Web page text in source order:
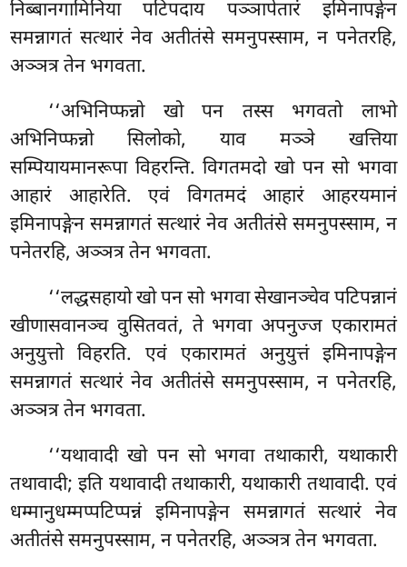
निब्बानगामिनिया पटिपदाय पञ्ञापेतारं इमिनापङ्गेन
समन्नागतं सत्थारं नेव अतीतंसे समनुपस्साम, न पनेतरहि,
अञ्ञत्र तेन भगवता.
‘‘अभिनिप्फन्नो खो पन तस्स भगवतो लाभो
अभिनिप्फन्नो सिलोको, याव मञ्ञे खत्तिया
सम्पियायमानरूपा विहरन्ति. विगतमदो खो पन सो भगवा
आहारं आहारेति. एवं विगतमदं आहारं आहरयमानं
इमिनापङ्गेन समन्नागतं सत्थारं नेव अतीतंसे समनुपस्साम, न
पनेतरहि, अञ्ञत्र तेन भगवता.
‘‘लद्धसहायो खो पन सो भगवा सेखानञ्चेव पटिपन्नानं
खीणासवानञ्च वुसितवतं, ते भगवा अपनुज्ज एकारामतं
अनुयुत्तो विहरति. एवं एकारामतं अनुयुत्तं इमिनापङ्गेन
समन्नागतं सत्थारं नेव अतीतंसे समनुपस्साम, न पनेतरहि,
अञ्ञत्र तेन भगवता.
‘‘यथावादी खो पन सो भगवा तथाकारी, यथाकारी
तथावादी; इति यथावादी तथाकारी, यथाकारी तथावादी. एवं
धम्मानुधम्मप्पटिप्पन्नं इमिनापङ्गेन समन्नागतं सत्थारं नेव
अतीतंसे समनुपस्साम, न पनेतरहि, अञ्ञत्र तेन भगवता.